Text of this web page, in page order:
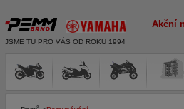
JSME TU PRO VÁS OD ROKU 1994
Akční